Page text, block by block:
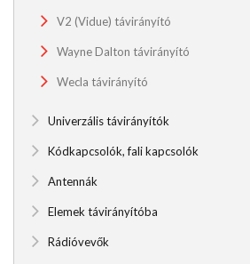
V2 (Vidue) távirányító
Wayne Dalton távirányító
Wecla távirányító
Univerzális távirányítók
Kódkapcsolók, fali kapcsolók
Antennák
Elemek távirányítóba
Rádióvevők